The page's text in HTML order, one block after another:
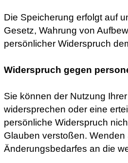
Die Speicherung erfolgt auf
Gesetz, Wahrung von
persönlicher Widerspruch
Widerspruch gegen
Sie können der Nutzung
widersprechen oder eine
persönliche Widerspruch
Glauben verstoßen.
Änderungsbedarfes an die